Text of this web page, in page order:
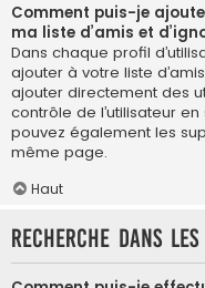
Comment puis-je
ma liste d’amis et
Dans chaque profil
ajouter à votre liste
ajouter directement des
contrôle de l’utilisateur
pouvez également les
même page.
Haut
Recherche dans